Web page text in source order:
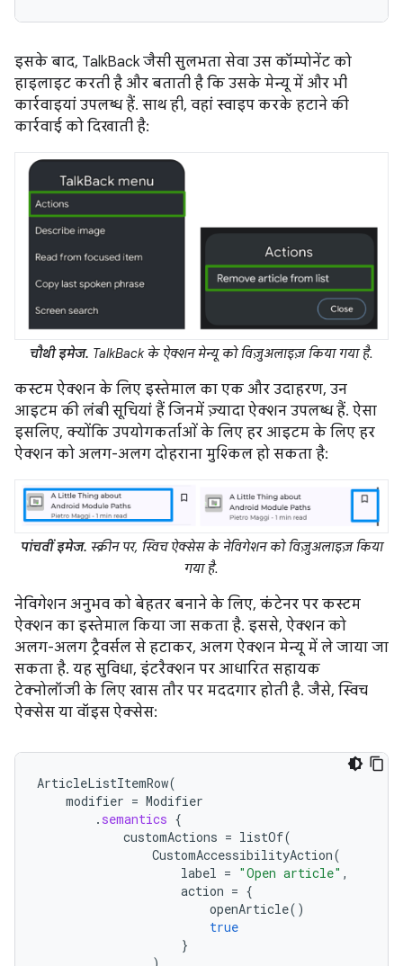
इसके बाद, TalkBack जैसी सुलभता सेवा उस कॉम्पोनेंट को
हाइलाइट करती है और बताती है कि उसके मेन्यू में और भी
कार्रवाइयां उपलब्ध हैं. साथ ही, वहां स्वाइप करके हटाने की
कार्रवाई को दिखाती है:
चौथी इमेज. TalkBack के ऐक्शन मेन्यू को विज़ुअलाइज़ किया गया है.
कस्टम ऐक्शन के लिए इस्तेमाल का एक और उदाहरण, उन
आइटम की लंबी सूचियां हैं जिनमें ज़्यादा ऐक्शन उपलब्ध हैं. ऐसा
इसलिए, क्योंकि उपयोगकर्ताओं के लिए हर आइटम के लिए हर
ऐक्शन को अलग-अलग दोहराना मुश्किल हो सकता है:
पांचवीं इमेज. स्क्रीन पर, स्विच ऐक्सेस के नेविगेशन को विज़ुअलाइज़ किया
गया है.
नेविगेशन अनुभव को बेहतर बनाने के लिए, कंटेनर पर कस्टम
ऐक्शन का इस्तेमाल किया जा सकता है. इससे, ऐक्शन को
अलग-अलग ट्रैवर्सल से हटाकर, अलग ऐक्शन मेन्यू में ले जाया जा
सकता है. यह सुविधा, इंटरैक्शन पर आधारित सहायक
टेक्नोलॉजी के लिए खास तौर पर मददगार होती है. जैसे, स्विच
ऐक्सेस या वॉइस ऐक्सेस:
ArticleListItemRow(
modifier = Modifier
. semantics {
customActions = listOf(
CustomAccessibilityAction(
label = "Open article" ,
action = {
openArticle()
true
}